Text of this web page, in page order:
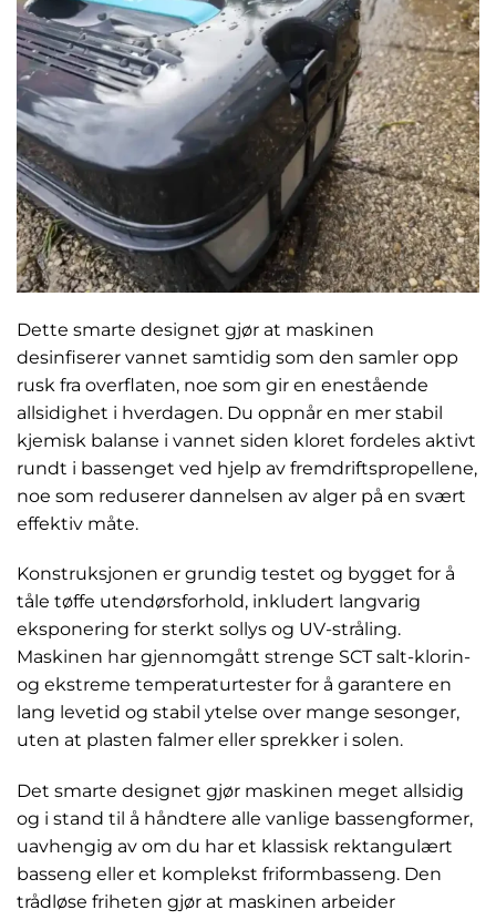
Dette smarte designet gjør at maskinen
desinfiserer vannet samtidig som den samler opp
rusk fra overflaten, noe som gir en enestående
allsidighet i hverdagen. Du oppnår en mer stabil
kjemisk balanse i vannet siden kloret fordeles aktivt
rundt i bassenget ved hjelp av fremdriftspropellene,
noe som reduserer dannelsen av alger på en svært
effektiv måte.
Konstruksjonen er grundig testet og bygget for å
tåle tøffe utendørsforhold, inkludert langvarig
eksponering for sterkt sollys og UV-stråling.
Maskinen har gjennomgått strenge SCT salt-klorin-
og ekstreme temperaturtester for å garantere en
lang levetid og stabil ytelse over mange sesonger,
uten at plasten falmer eller sprekker i solen.
Det smarte designet gjør maskinen meget allsidig
og i stand til å håndtere alle vanlige bassengformer,
uavhengig av om du har et klassisk rektangulært
basseng eller et komplekst friformbasseng. Den
trådløse friheten gjør at maskinen arbeider